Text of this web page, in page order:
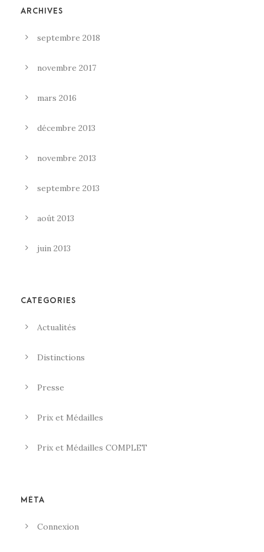
ARCHIVES
septembre 2018
novembre 2017
mars 2016
décembre 2013
novembre 2013
septembre 2013
août 2013
juin 2013
CATÉGORIES
Actualités
Distinctions
Presse
Prix et Médailles
Prix et Médailles COMPLET
MÉTA
Connexion